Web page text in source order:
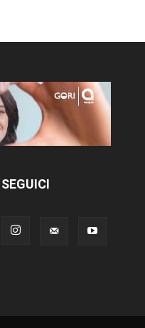
SEGUICI